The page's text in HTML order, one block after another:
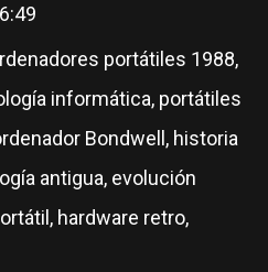
portátiles 1988,
informática, portátiles
Bondwell, historia
antigua, evolución
hardware retro,